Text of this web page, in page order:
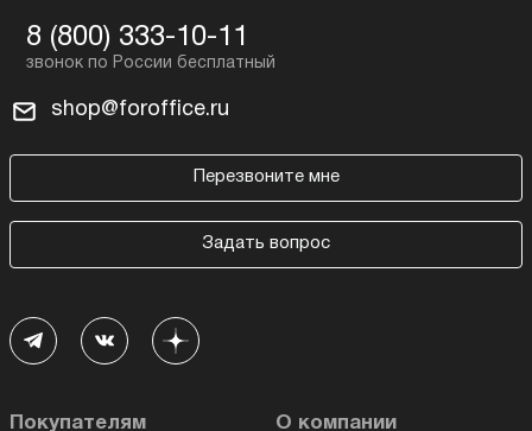
8 (800) 333-10-11
shop@foroffice.ru
Перезвоните мне
Задать вопрос
Покупателям О компании